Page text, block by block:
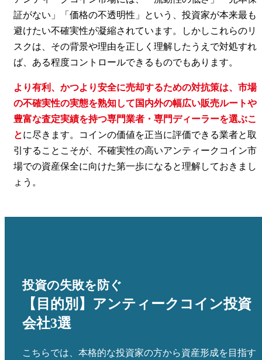
証がない」「価格の不透明性」という、投資家が本来最も
避けたい不確実性が凝縮されています。しかしこれらのリ
スクは、その背景や理由を正しく理解したうえで対処すれ
ば、ある程度コントロールできるものでもあります。
より有利、かつより安全に売却するための対抗策は、市場
の不確実性の実態を熟知して国内外の幅広い販売ルートや
豊富な査定実績を持つ専門業者・専門ディーラーを選ぶこ
とに尽きます。コインの価値を正当に評価できる業者と取
引することこそが、不確実性の高いアンティークコイン市
場での資産保全に向けた第一歩になると理解しておきまし
ょう。
投資の失敗を防ぐ
【目的別】アンティークコイン投資
会社3選
こちらでは、本格的な投資家の方から資産形成を目指す